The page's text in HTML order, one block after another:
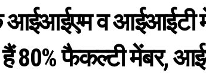
व आईआईटी में
हैं 80% फैकल्टी मेंबर,